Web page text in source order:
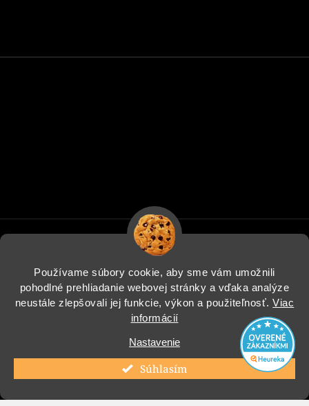
Používame súbory cookie, aby sme vám umožnili
pohodlné prehliadanie webovej stránky a vďaka analýze
neustále zlepšovali jej funkcie, výkon a použiteľnosť.Viac
informácií
Nastavenie
Súhlasím
Informácie pre vás
Instagram